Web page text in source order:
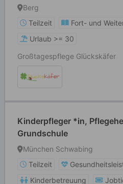
Berg
Teilzeit
Fort- und
Urlaub >= 30
Großtagespflege Glückskäfer
Kinderpfleger *in,
Grundschule
München Schwabing
Teilzeit
Kinderbetreuung